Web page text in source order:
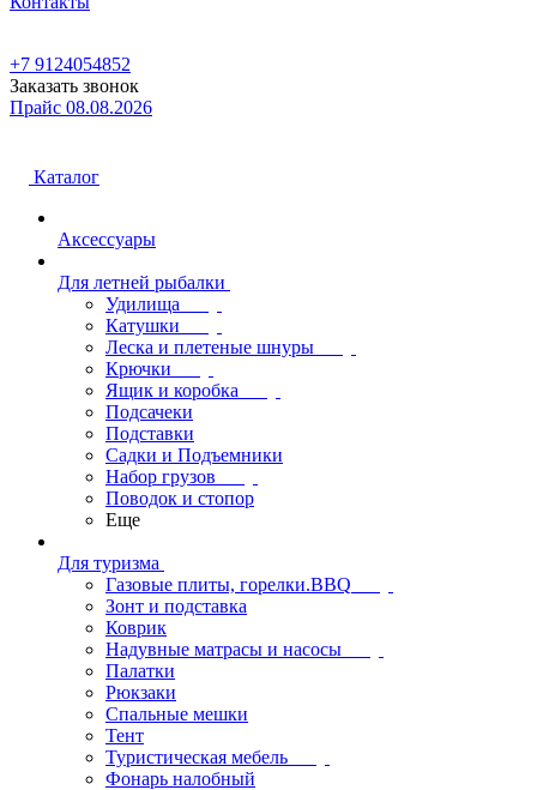
+7 9124054852
Заказать звонок
Прайс 08.08.2026
Каталог
Аксессуары
Для летней рыбалки
Удилища
Катушки
Леска и плетеные шнуры
Крючки
Ящик и коробка
Подсачеки
Подставки
Садки и Подъемники
Набор грузов
Поводок и стопор
Еще
Для туризма
Газовые плиты, горелки.BBQ
Зонт и подставка
Коврик
Надувные матрасы и насосы
Палатки
Рюкзаки
Спальные мешки
Тент
Туристическая мебель
Фонарь налобный